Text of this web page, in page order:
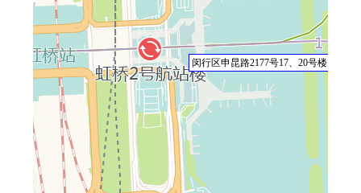
闵行区申昆路2177号17、20号楼